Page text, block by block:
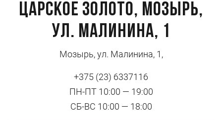
Царское золото, Мозырь,
ул. Малинина, 1
Мозырь, ул. Малинина, 1,
+375 (23) 6337116
ПН-ПТ 10:00 — 19:00
СБ-ВС 10:00 — 18:00